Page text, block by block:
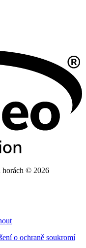
horách © 2026
o ochraně soukromí